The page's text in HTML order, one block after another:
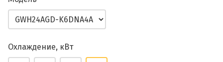
Охлаждение, кВт